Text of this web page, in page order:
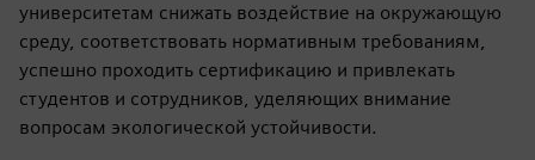
университетам снижать воздействие на окружающую
среду, соответствовать нормативным требованиям,
успешно проходить сертификацию и привлекать
студентов и сотрудников, уделяющих внимание
вопросам экологической устойчивости.